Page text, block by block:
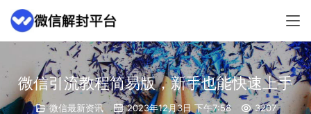
微信引流教程简易版，新手也能快速上手
微信最新资讯 2023年12月3日 下午7:58 3207